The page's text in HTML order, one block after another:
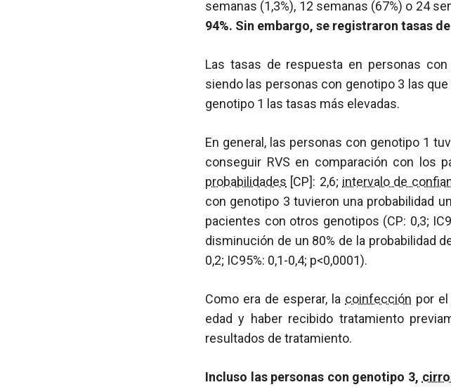
semanas (1,3%), 12 semanas (67%) o 24
94%. Sin embargo, se registraron tasas
Las tasas de respuesta en personas con
siendo las personas con genotipo 3 las
genotipo 1 las tasas más elevadas.
En general, las personas con genotipo 1
conseguir RVS en comparación con los
probabilidades [CP]: 2,6; intervalo de
con genotipo 3 tuvieron una probabilidad
pacientes con otros genotipos (CP: 0,3;
disminución de un 80% de la probabilidad
0,2; IC95%: 0,1-0,4; p<0,0001).
Como era de esperar, la coinfección por el
edad y haber recibido tratamiento
resultados de tratamiento.
Incluso las personas con genotipo 3,